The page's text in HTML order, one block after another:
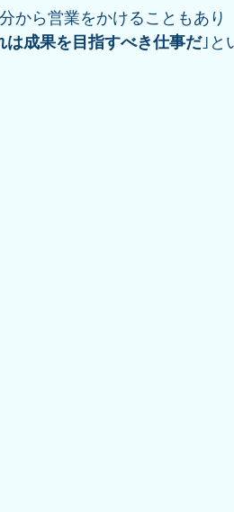
から営業をかけることもあり
は成果を目指すべき仕事だ｣と